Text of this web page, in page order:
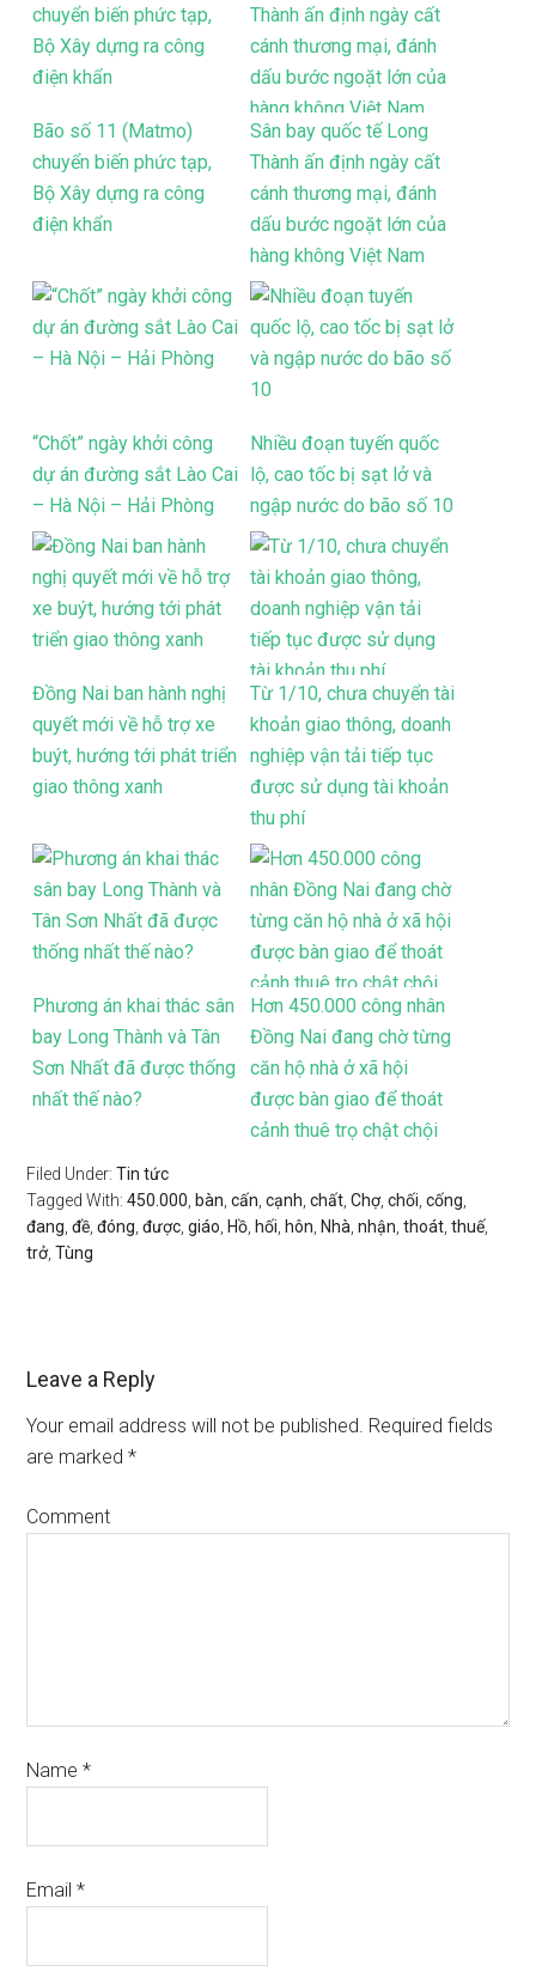
Bão số 11 (Matmo)
chuyển biến phức tạp,
Bộ Xây dựng ra công
điện khẩn
Sân bay quốc tế Long
Thành ấn định ngày cất
cánh thương mại, đánh
dấu bước ngoặt lớn của
hàng không Việt Nam
“Chốt” ngày khởi công
dự án đường sắt Lào Cai
– Hà Nội – Hải Phòng
Nhiều đoạn tuyến quốc
lộ, cao tốc bị sạt lở và
ngập nước do bão số 10
Đồng Nai ban hành nghị
quyết mới về hỗ trợ xe
buýt, hướng tới phát triển
giao thông xanh
Từ 1/10, chưa chuyển tài
khoản giao thông, doanh
nghiệp vận tải tiếp tục
được sử dụng tài khoản
thu phí
Phương án khai thác sân
bay Long Thành và Tân
Sơn Nhất đã được thống
nhất thế nào?
Hơn 450.000 công nhân
Đồng Nai đang chờ từng
căn hộ nhà ở xã hội
được bàn giao để thoát
cảnh thuê trọ chật chội
Filed Under:Tin tức
Tagged With:450.000 ,bàn ,cấn ,cạnh ,chất ,Chợ,chối ,cống
đang ,đề ,đóng ,được ,giáo ,Hồ ,hối ,hôn ,Nhà ,nhận ,thoát ,thuế,
trở,Tùng
Leave a Reply
Your email address will not be published. Required fields
are marked*
Comment
Name*
Email*